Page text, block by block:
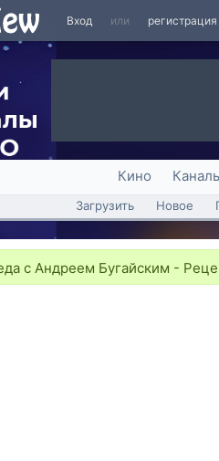
Вход или регистрация
Кино
Загрузить Новое
c Андреем Бугайским -